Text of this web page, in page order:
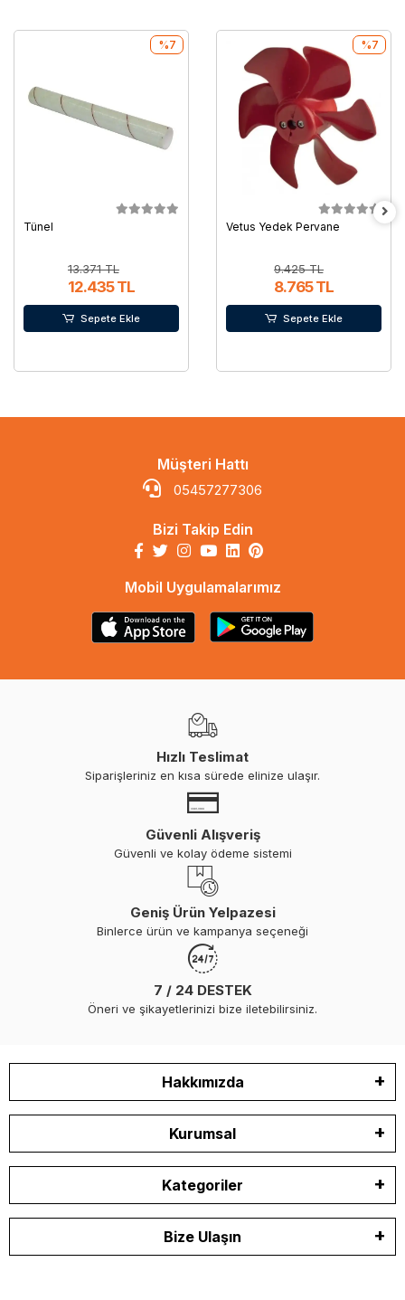
Tünel
13.371 TL
12.435 TL
%7
Sepete Ekle
Vetus Yedek Pervane
9.425 TL
8.765 TL
%7
Sepete Ekle
Müşteri Hattı
05457277306
Bizi Takip Edin
Mobil Uygulamalarımız
Hızlı Teslimat
Siparişleriniz en kısa sürede elinize ulaşır.
Güvenli Alışveriş
Güvenli ve kolay ödeme sistemi
Geniş Ürün Yelpazesi
Binlerce ürün ve kampanya seçeneği
7 / 24 DESTEK
Öneri ve şikayetlerinizi bize iletebilirsiniz.
Hakkımızda
Kurumsal
Kategoriler
Bize Ulaşın